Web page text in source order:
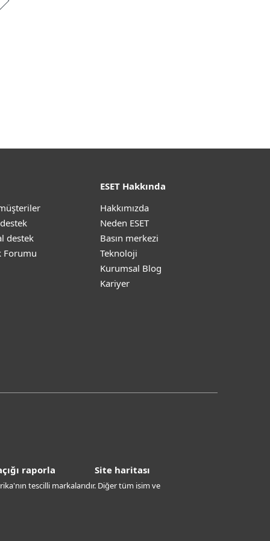
destek
Forumu
ESET Hakkında
Hakkımızda
Neden ESET
Basın merkezi
Teknoloji
Kurumsal Blog
Kariyer
raporla Site haritası
tescilli markalarıdır. Diğer tüm isim ve